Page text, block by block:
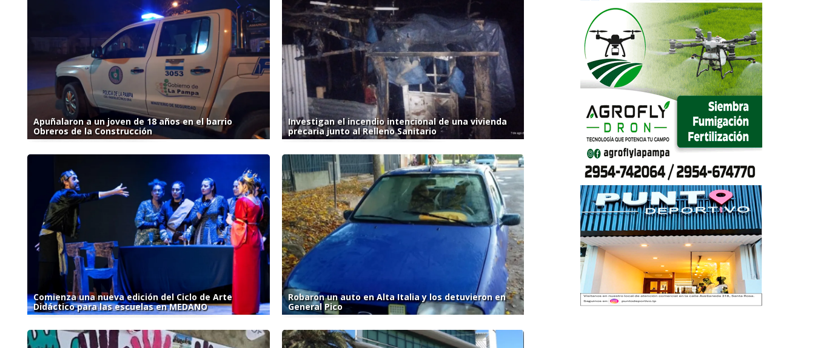
Apuñalaron a un joven de 18 años en el barrio
Obreros de la Construcción
Investigan el incendio intencional de una vivienda
precaria junto al Relleno Sanitario
Comienza una nueva edición del Ciclo de Arte
Didáctico para las escuelas en MEDANO
Robaron un auto en Alta Italia y los detuvieron en
General Pico